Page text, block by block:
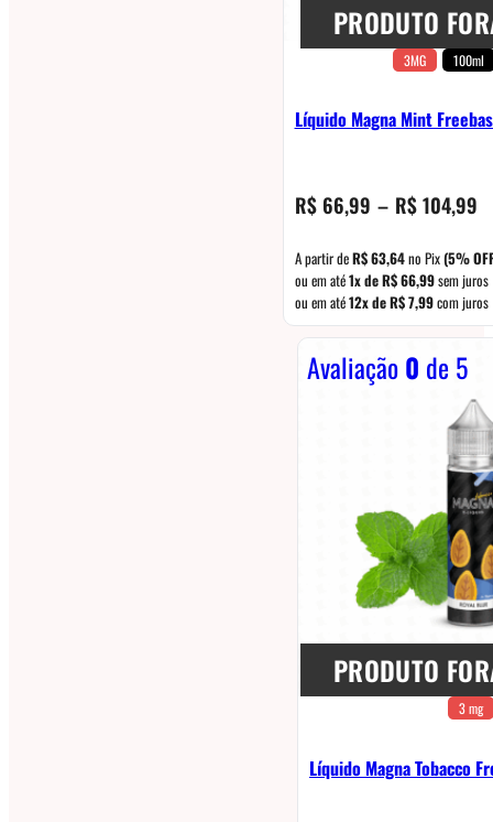
PRODUTO
3MG 100ml
Líquido Magna Mint
R$66,99 – R$104,99
A partir deR$63,64no Pix(5%
ou em até1x deR$66,99sem juros
ou em até12x deR$7,99com juros
Avaliação0 de 5
PRODUTO
3 mg
Líquido Magna Tobacco